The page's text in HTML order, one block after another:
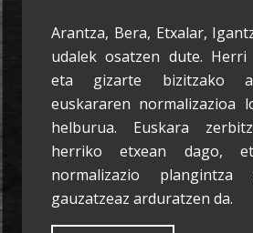
Arantza, Bera, Etxalar,
udalek osatzen dute. Herri
eta gizarte bizitzako
euskararen normalizazioa
helburua. Euskara
herriko etxean dago,
normalizazio plangintza
gauzatzeaz arduratzen da.